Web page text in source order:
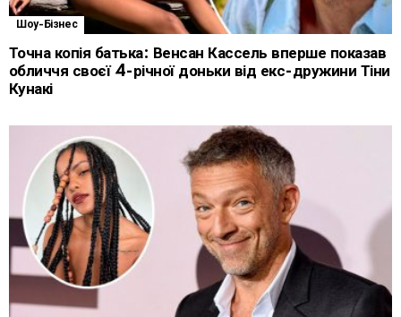
Шоу-Бізнес
Точна копія батька: Венсан Кассель вперше показав
обличчя своєї 4-річної доньки від екс-дружини Тіни
Кунакі